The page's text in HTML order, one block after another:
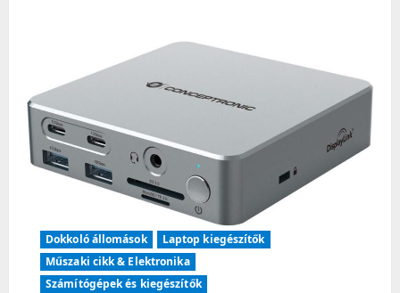
Dokkoló állomások
Laptop kiegészítők
Műszaki cikk & Elektronika
Számítógépek és kiegészítők